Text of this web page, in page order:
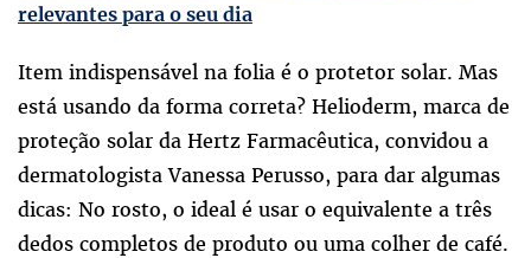
relevantes para o seu dia
Item indispensável na folia é o protetor solar. Mas
está usando da forma correta? Helioderm, marca de
proteção solar da Hertz Farmacêutica, convidou a
dermatologista Vanessa Perusso, para dar algumas
dicas: No rosto, o ideal é usar o equivalente a três
dedos completos de produto ou uma colher de café.